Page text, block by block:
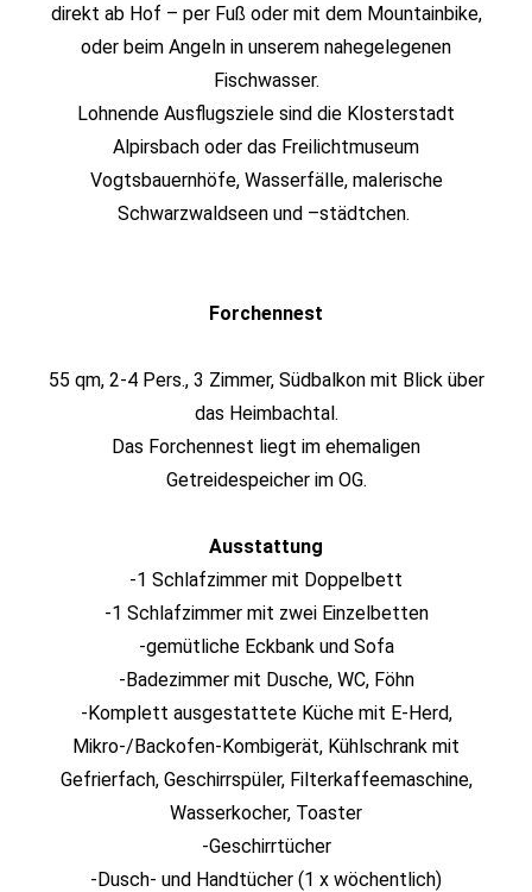
direkt ab Hof – per Fuß oder mit dem Mountainbike,
oder beim Angeln in unserem nahegelegenen
Fischwasser.
Lohnende Ausflugsziele sind die Klosterstadt
Alpirsbach oder das Freilichtmuseum
Vogtsbauernhöfe, Wasserfälle, malerische
Schwarzwaldseen und –städtchen.
Forchennest
55 qm, 2-4 Pers., 3 Zimmer, Südbalkon mit Blick über
das Heimbachtal.
Das Forchennest liegt im ehemaligen
Getreidespeicher im OG.
Ausstattung
-1 Schlafzimmer mit Doppelbett
-1 Schlafzimmer mit zwei Einzelbetten
-gemütliche Eckbank und Sofa
-Badezimmer mit Dusche, WC, Föhn
-Komplett ausgestattete Küche mit E-Herd,
Mikro-/Backofen-Kombigerät, Kühlschrank mit
Gefrierfach, Geschirrspüler, Filterkaffeemaschine,
Wasserkocher, Toaster
-Geschirrtücher
-Dusch- und Handtücher (1 x wöchentlich)